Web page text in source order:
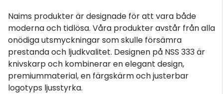
Naims produkter är designade för att vara både
moderna och tidlösa. Våra produkter avstår från alla
onödiga utsmyckningar som skulle försämra
prestanda och ljudkvalitet. Designen på NSS 333 är
knivskarp och kombinerar en elegant design,
premiummaterial, en färgskärm och justerbar
logotyps ljusstyrka.